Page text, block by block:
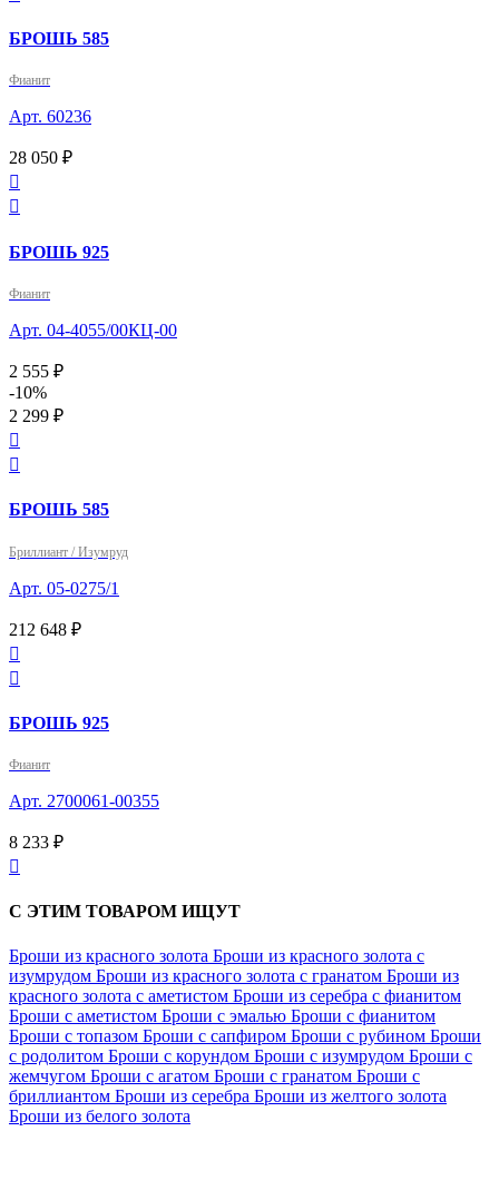
БРОШЬ 585
Фианит
Арт. 60236
28 050 ₽


БРОШЬ 925
Фианит
Арт. 04-4055/00КЦ-00
2 555 ₽
-10%
2 299 ₽


БРОШЬ 585
Бриллиант / Изумруд
Арт. 05-0275/1
212 648 ₽


БРОШЬ 925
Фианит
Арт. 2700061-00355
8 233 ₽

С ЭТИМ ТОВАРОМ ИЩУТ
Броши из красного золота Броши из красного золота с
изумрудом Броши из красного золота с гранатом Броши из
красного золота с аметистом Броши из серебра с фианитом
Броши с аметистом Броши с эмалью Броши с фианитом
Броши с топазом Броши с сапфиром Броши с рубином Броши
с родолитом Броши с корундом Броши с изумрудом Броши с
жемчугом Броши с агатом Броши с гранатом Броши с
бриллиантом Броши из серебра Броши из желтого золота
Броши из белого золота